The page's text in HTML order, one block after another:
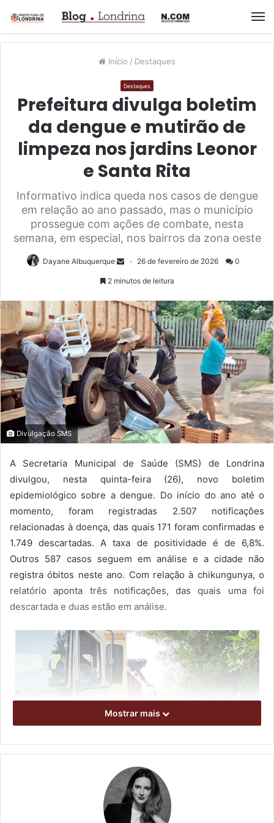
Início / Destaques
Destaques
Prefeitura divulga boletim
da dengue e mutirão de
limpeza nos jardins Leonor
e Santa Rita
Informativo indica queda nos casos de dengue
em relação ao ano passado, mas o município
prossegue com ações de combate, nesta
semana, em especial, nos bairros da zona oeste
Dayane Albuquerque 26 de fevereiro de 2026 0
2 minutos de leitura
Divulgação SMS
A Secretaria Municipal de Saúde (SMS) de Londrina
divulgou, nesta quinta-feira (26), novo boletim
epidemiológico sobre a dengue. Do início do ano até o
momento, foram registradas 2.507 notificações
relacionadas à doença, das quais 171 foram confirmadas e
1.749 descartadas. A taxa de positividade é de 6,8%.
Outros 587 casos seguem em análise e a cidade não
registra óbitos neste ano. Com relação à chikungunya, o
relatório aponta três notificações, das quais uma foi
descartada e duas estão em análise.
Mostrar mais